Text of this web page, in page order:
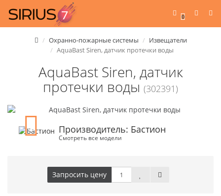
0
Охранно-пожарные системы
Извещатели
AquaBast Siren, датчик протечки воды
AquaBast Siren, датчик
протечки воды (302391)
Производитель: Бастион
Смотреть все модели
Запросить цену